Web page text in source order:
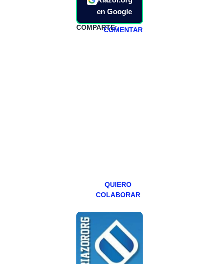
en Google
COMPARTE:COMENTAR
QUIERO
COLABORAR